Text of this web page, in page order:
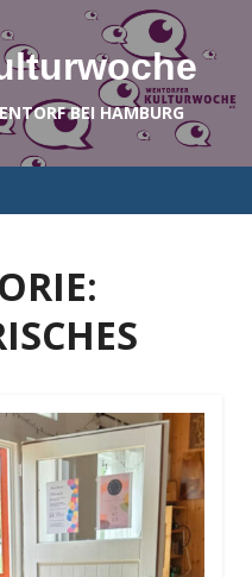
BEI HAMBURG